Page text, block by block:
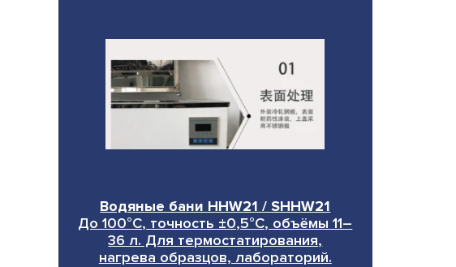
Водяные бани HHW21 / SHHW21
До 100°C, точность ±0,5°C, объёмы 11–
36 л. Для термостатирования,
нагрева образцов, лабораторий.